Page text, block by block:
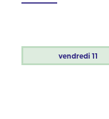
vendredi11